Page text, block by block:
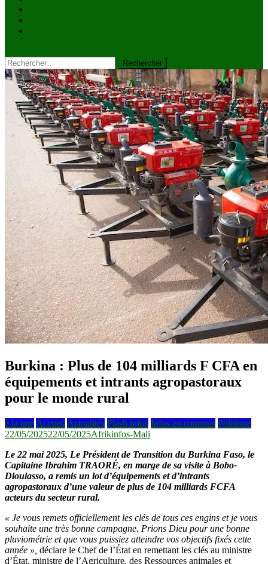
Rechercher :
Burkina : Plus de 104 milliards F CFA en
équipements et intrants agropastoraux
pour le monde rural
à la une Accueil Actualités Flash infos Infos en continus Politique
22/05/202522/05/2025Afrikinfos-Mali
Le 22 mai 2025, Le Président de Transition du Burkina Faso, le
Capitaine Ibrahim TRAORÉ, en marge de sa visite à Bobo-
Dioulasso, a remis un lot d’équipements et d’intrants
agropastoraux d’une valeur de plus de 104 milliards FCFA
acteurs du secteur rural.
« Je vous remets officiellement les clés de tous ces engins et je vous
souhaite une très bonne campagne. Prions Dieu pour une bonne
pluviométrie et que vous puissiez atteindre vos objectifs fixés cette
année », déclare le Chef de l’État en remettant les clés au ministre
d’État, ministre de l’Agriculture, des Ressources animales et